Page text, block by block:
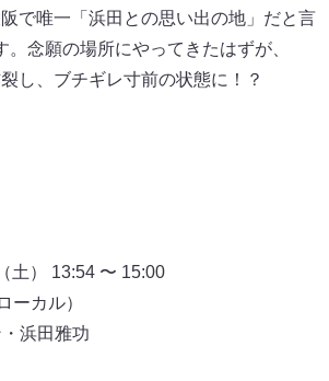
で唯一「浜田との思い出の地」だと言
。念願の場所にやってきたはずが、
し、ブチギレ寸前の状態に！？
土） 13:54 〜 15:00
ーカル）
浜田雅功